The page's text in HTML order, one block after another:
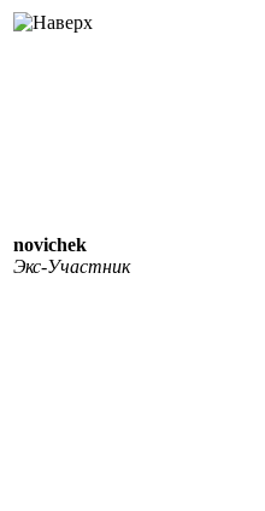
novichek
Экс-Участник